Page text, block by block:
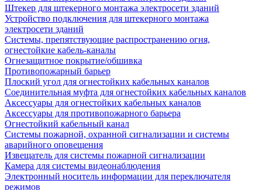
Штекер для штекерного монтажа электросети зданий
Устройство подключения для штекерного монтажа
электросети зданий
Системы, препятствующие распространению огня,
огнестойкие кабель-каналы
Огнезащитное покрытие/обшивка
Противопожарный барьер
Плоский угол для огнестойких кабельных каналов
Соединительная муфта для огнестойких кабельных каналов
Аксессуары для огнестойких кабельных каналов
Аксессуары для противопожарного барьера
Огнестойкий кабельный канал
Системы пожарной, охранной сигнализации и системы
аварийного оповещения
Извещатель для системы пожарной сигнализации
Камера для системы видеонаблюдения
Электронный носитель информации для переключателя
режимов